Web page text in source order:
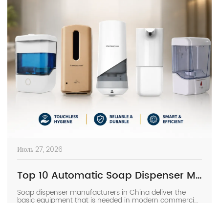
Июль 27, 2026
Top 10 Automatic Soap Dispenser Manufacturers in China
Soap dispenser manufacturers in China deliver the
basic equipment that is needed in modern commercial